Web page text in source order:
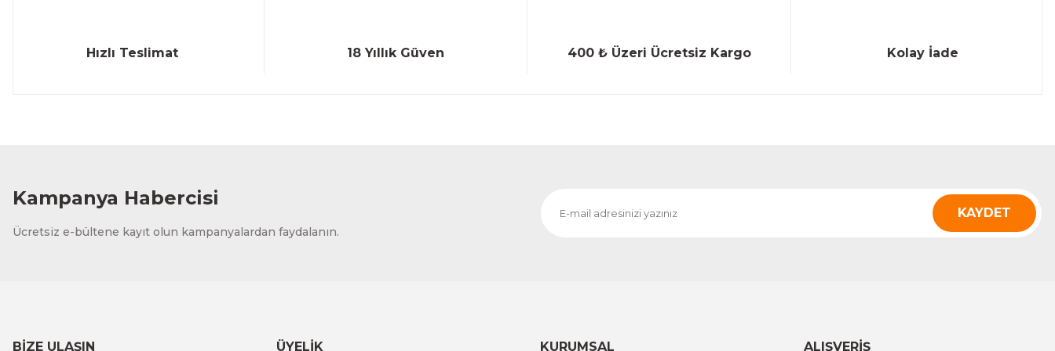
Hızlı Teslimat 18 Yıllık Güven 400 ₺ Üzeri Ücretsiz Kargo Kolay İade
Kampanya Habercisi
Ücretsiz e-bültene kayıt olun kampanyalardan faydalanın.
KAYDET
BİZE ULAŞIN ÜYELİK KURUMSAL ALIŞVERİŞ